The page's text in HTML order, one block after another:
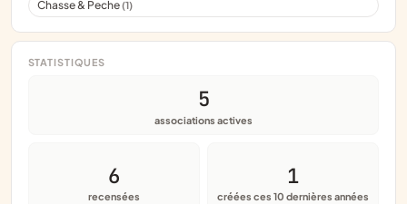
Chasse & Peche(1)
STATISTIQUES
5
associations actives
6
recensées
1
créées ces 10 dernières années